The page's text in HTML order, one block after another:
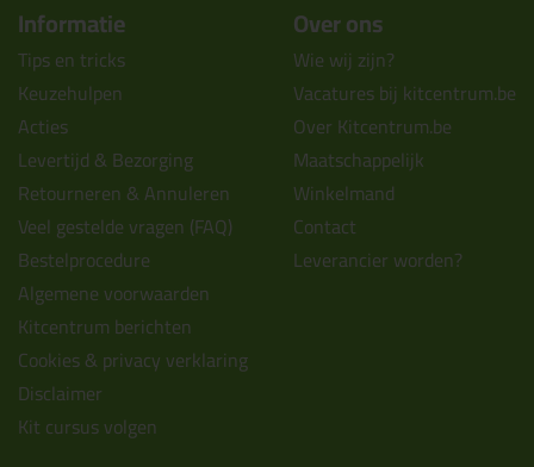
Informatie
Tips en tricks
Keuzehulpen
Acties
Levertijd & Bezorging
Retourneren & Annuleren
Veel gestelde vragen (FAQ)
Bestelprocedure
Algemene voorwaarden
Kitcentrum berichten
Cookies & privacy verklaring
Disclaimer
Kit cursus volgen
Over ons
Wie wij zijn?
Vacatures bij kitcentrum.be
Over Kitcentrum.be
Maatschappelijk
Winkelmand
Contact
Leverancier worden?